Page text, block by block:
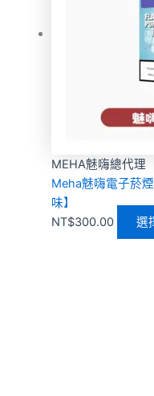
MEHA魅嗨總代理
Meha魅嗨電子菸
味】
NT$300.00 選